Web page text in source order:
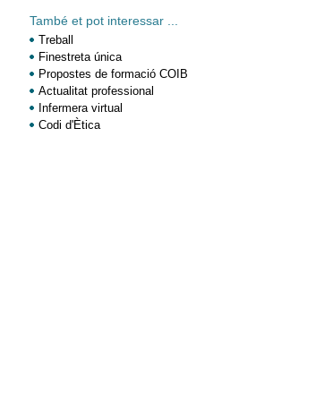
També et pot interessar ...
Treball
Finestreta única
Propostes de formació COIB
Actualitat professional
Infermera virtual
Codi d'Ètica